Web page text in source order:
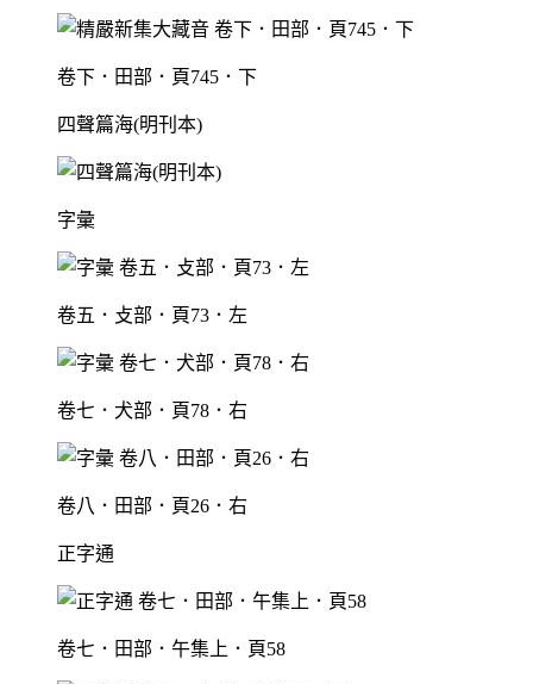
卷下．田部．頁745．下
四聲篇海(明刊本)
字彙
卷五．攴部．頁73．左
卷七．犬部．頁78．右
卷八．田部．頁26．右
正字通
卷七．田部．午集上．頁58